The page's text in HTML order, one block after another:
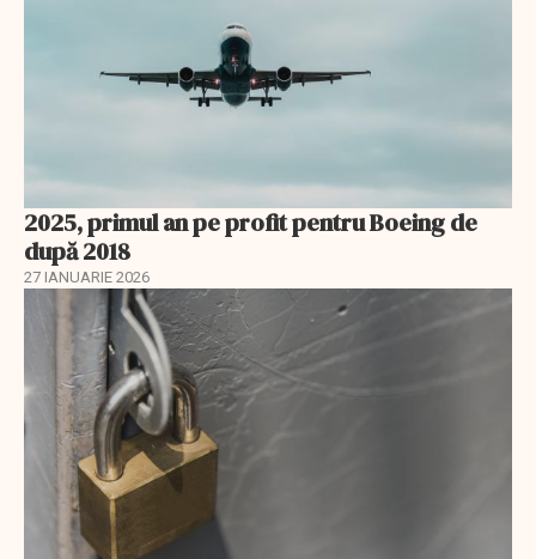
2025, primul an pe profit pentru Boeing de
după 2018
27 IANUARIE 2026